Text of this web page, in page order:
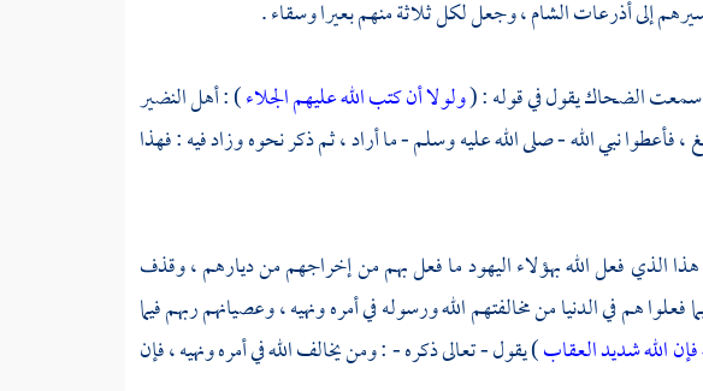
إلى أذرعات الشام ، وجعل لكل ثلاثة منهم بعيرا وسقاء .
سمعتالضحاكيقول في قوله : (ولولا أن كتب الله عليهم الجلاء) : أهلالنضير
نبي الله - صلى الله عليه وسلم - ما أراد ، ثم ذكر نحوه وزاد فيه : فهذا
الذي فعل الله بهؤلاءاليهودما فعل بهم من إخراجهم من ديارهم ، وقذف
هم في الدنيا من مخالفتهم الله ورسوله في أمره ونهيه ، وعصيانهم ربهم فيما
الله شديد العقاب) يقول - تعالى ذكره - : ومن يخالف الله في أمره ونهيه ، فإن